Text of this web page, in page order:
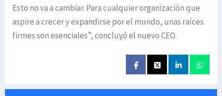
Esto no va a cambiar. Para cualquier organización que
aspire a crecer y expandirse por el mundo, unas raíces
firmes son esenciales”, concluyó el nuevo CEO.